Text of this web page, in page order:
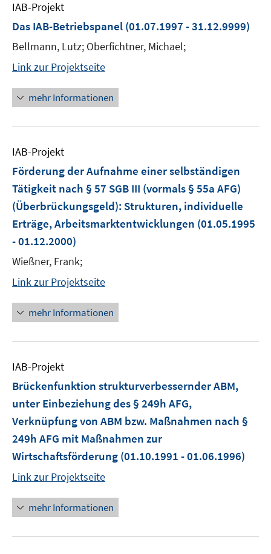
IAB-Projekt
Das IAB-Betriebspanel (01.07.1997 - 31.12.9999)
Bellmann, Lutz; Oberfichtner, Michael;
Link zur Projektseite
mehr Informationen
IAB-Projekt
Förderung der Aufnahme einer selbständigen
Tätigkeit nach § 57 SGB III (vormals § 55a AFG)
(Überbrückungsgeld): Strukturen, individuelle
Erträge, Arbeitsmarktentwicklungen (01.05.1995
- 01.12.2000)
Wießner, Frank;
Link zur Projektseite
mehr Informationen
IAB-Projekt
Brückenfunktion strukturverbessernder ABM,
unter Einbeziehung des § 249h AFG,
Verknüpfung von ABM bzw. Maßnahmen nach §
249h AFG mit Maßnahmen zur
Wirtschaftsförderung (01.10.1991 - 01.06.1996)
Link zur Projektseite
mehr Informationen